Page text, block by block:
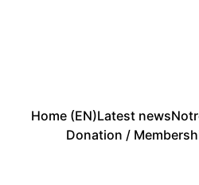
Home (EN)Latest news
Donation /